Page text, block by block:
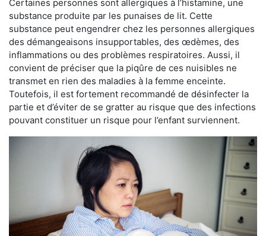
Certaines personnes sont allergiques à l’histamine, une
substance produite par les punaises de lit. Cette
substance peut engendrer chez les personnes allergiques
des démangeaisons insupportables, des œdèmes, des
inflammations ou des problèmes respiratoires. Aussi, il
convient de préciser que la piqûre de ces nuisibles ne
transmet en rien des maladies à la femme enceinte.
Toutefois, il est fortement recommandé de désinfecter la
partie et d’éviter de se gratter au risque que des infections
pouvant constituer un risque pour l’enfant surviennent.